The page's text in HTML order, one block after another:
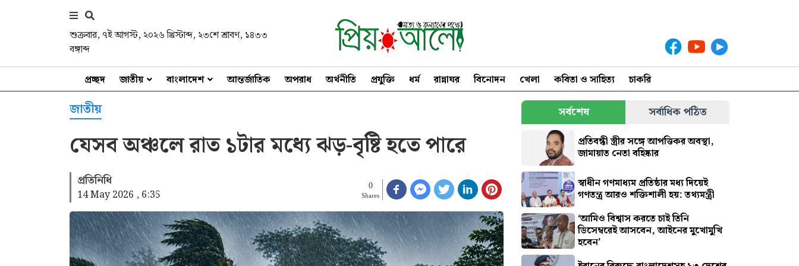
শুক্রবার, ৭ই আগস্ট, ২০২৬ খ্রিস্টাব্দ, ২৩শে শ্রাবণ, ১৪৩৩
বঙ্গাব্দ
প্রচ্ছদ জাতীয় বাংলাদেশ আন্তর্জাতিক অপরাধ অর্থনীতি প্রযুক্তি ধর্ম রান্নাঘর বিনোদন খেলা কবিতা ও সাহিত্য চাকরি
জাতীয়
যেসব অঞ্চলে রাত ১টার মধ্যে ঝড়-বৃষ্টি হতে পারে
প্রতিনিধি
14 May 2026 , 6:35
0
Shares
সর্বশেষ সর্বাধিক পঠিত
প্রতিবন্ধী স্ত্রীর সঙ্গে আপত্তিকর অবস্থা,
জামায়াত নেতা বহিষ্কার
স্বাধীন গণমাধ্যম প্রতিষ্ঠার মধ্য দিয়েই
গণতন্ত্র আরও শক্তিশালী হয়: তথ্যমন্ত্রী
‘আমিও বিশ্বাস করতে চাই তিনি
ডিসেম্বরেই আসবেন, আইনের মুখোমুখি
হবেন’